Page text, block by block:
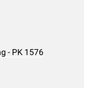
- PK 1576